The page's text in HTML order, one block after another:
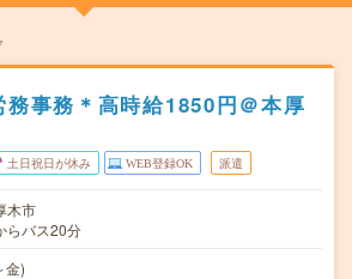
務事務＊高時給1850円＠本厚
土日祝日が休み WEB登録OK 派遣
木市
らバス20分
金)